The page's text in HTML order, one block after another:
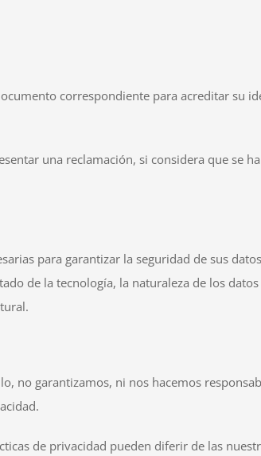
correspondiente para acreditar su
una reclamación, si considera que se
para garantizar la seguridad de sus
de la tecnología, la naturaleza de los datos
no garantizamos, ni nos hacemos
de privacidad pueden diferir de las